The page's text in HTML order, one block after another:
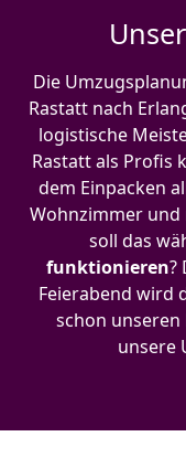
Die
Rastatt nach
logistische
Rastatt als Profis
dem Einpacken
Wohnzimmer und
soll das
funktionieren?
Feierabend wird
schon unseren
unsere